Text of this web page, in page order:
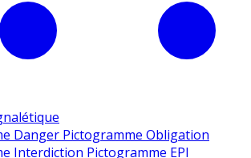
Danger Pictogramme Obligation
Interdiction Pictogramme EPI